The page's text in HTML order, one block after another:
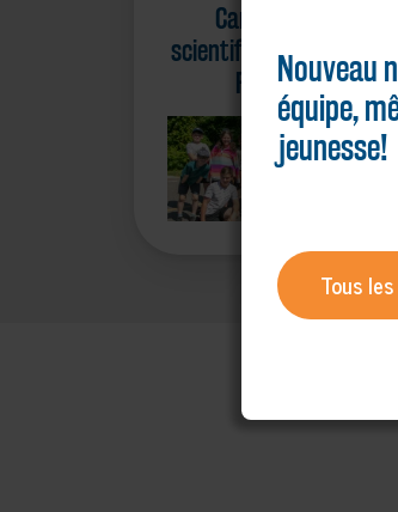
Camps d'été
scientifiques à Trois-
RivièresNouveau
équipe,
jeunesse!
Tous